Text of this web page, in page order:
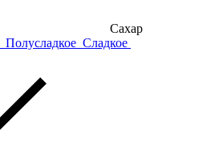
Сахар
Полусладкое Сладкое